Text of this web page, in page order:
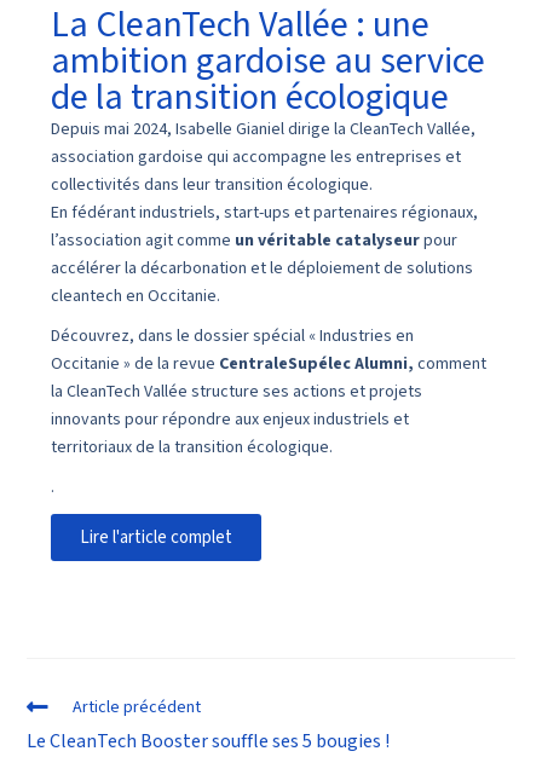
La CleanTech Vallée : une
ambition gardoise au service
de la transition écologique
Depuis mai 2024, Isabelle Gianiel dirige la CleanTech Vallée,
association gardoise qui accompagne les entreprises et
collectivités dans leur transition écologique.
En fédérant industriels, start-ups et partenaires régionaux,
l’association agit comme un véritable catalyseurpour
accélérer la décarbonation et le déploiement de solutions
cleantech en Occitanie.
Découvrez, dans le dossier spécial « Industries en
Occitanie » de la revue CentraleSupélec Alumni, comment
la CleanTech Vallée structure ses actions et projets
innovants pour répondre aux enjeux industriels et
territoriaux de la transition écologique.
.
Lire l'article complet
Article précédent
Le CleanTech Booster souffle ses 5 bougies !